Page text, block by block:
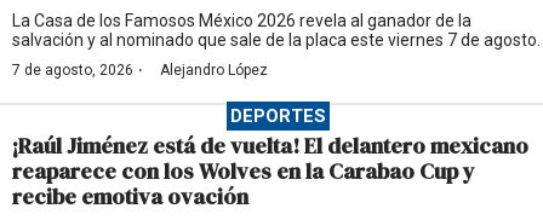
La Casa de los Famosos México 2026 revela al ganador de la
salvación y al nominado que sale de la placa este viernes 7 de agosto.
7 de agosto, 2026 · Alejandro López
DEPORTES
¡Raúl Jiménez está de vuelta! El delantero mexicano
reaparece con los Wolves en la Carabao Cup y
recibe emotiva ovación